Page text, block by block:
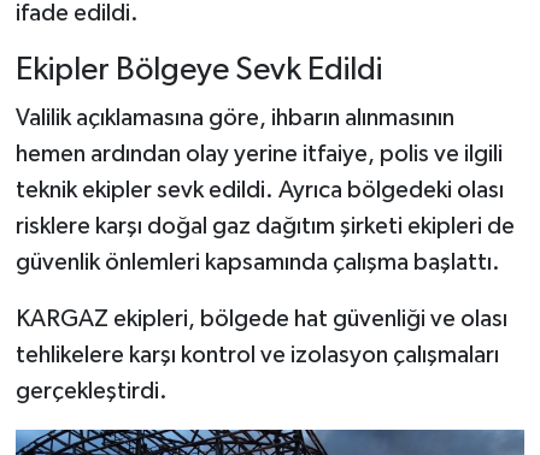
ifade edildi.
Ekipler Bölgeye Sevk Edildi
Valilik açıklamasına göre, ihbarın alınmasının
hemen ardından olay yerine itfaiye, polis ve ilgili
teknik ekipler sevk edildi. Ayrıca bölgedeki olası
risklere karşı doğal gaz dağıtım şirketi ekipleri de
güvenlik önlemleri kapsamında çalışma başlattı.
KARGAZ ekipleri, bölgede hat güvenliği ve olası
tehlikelere karşı kontrol ve izolasyon çalışmaları
gerçekleştirdi.
Karadeniz Haberleri
Ulusal Haberler
Teknoloji Haberleri
Dünya Haberleri
Yerel Haberler
Haber Arşivi